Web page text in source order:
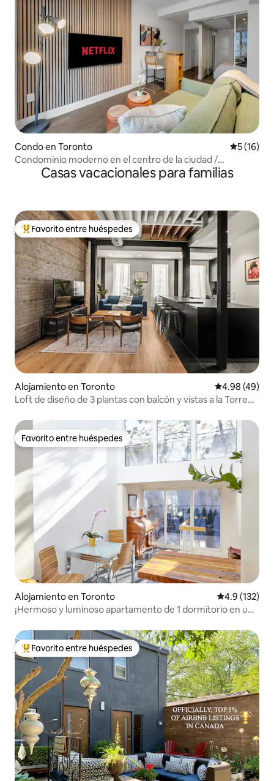
Condo en Toronto
5 (16)
Condominio moderno en el centro de la ciudad /
Universidad de Toronto / Vista al horizonte / Eaton Centre
Casas vacacionales para familias
Favorito entre huéspedes preferido
Favorito entre huéspedes
Alojamiento en Toronto Calificación
4.98 (49)
Loft de diseño de 3 plantas con balcón y vistas a la Torre
Favorito entre huéspedes
Favorito entre huéspedes
Alojamiento en Toronto Calificación
4.9 (132)
¡Hermoso y luminoso apartamento de 1 dormitorio en una
Favorito entre huéspedes preferido
Favorito entre huéspedes